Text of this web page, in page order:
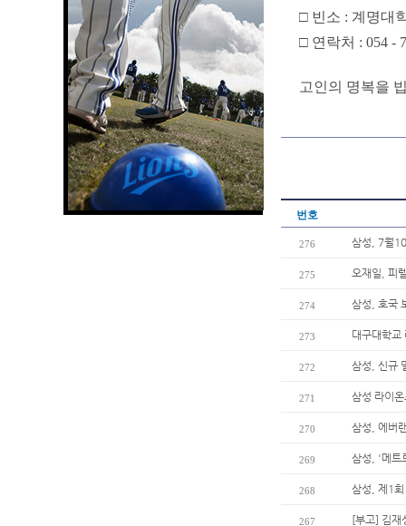
□ 빈소 : 계명대
□ 연락처 : 054 -
고인의 명복을
번호
276 삼성, 7월10
275 오재일, 피
274 삼성, 호국
273 대구대학교
272 삼성, 신규
271 삼성 라이
270 삼성, 에버
269 삼성, '메트
268 삼성, 제1회
267 [부고] 김재